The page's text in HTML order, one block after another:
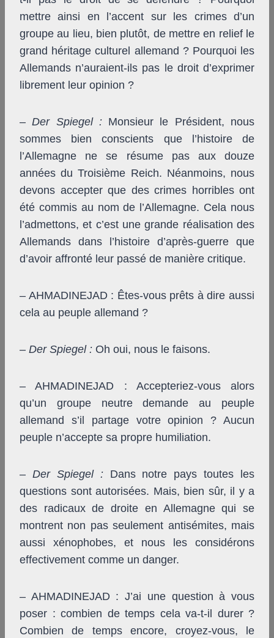
mettre ainsi en l’accent sur les crimes d’un
groupe au lieu, bien plutôt, de mettre en relief le
grand héritage culturel allemand ? Pourquoi les
Allemands n’auraient-ils pas le droit d’exprimer
librement leur opinion ?
–Der Spiegel :Monsieur le Président, nous
sommes bien conscients que l’histoire de
l’Allemagne ne se résume pas aux douze
années du Troisième Reich. Néanmoins, nous
devons accepter que des crimes horribles ont
été commis au nom de l’Allemagne. Cela nous
l’admettons, et c’est une grande réalisation des
Allemands dans l’histoire d’après-guerre que
d’avoir affronté leur passé de manière critique.
– AHMADINEJAD : Êtes-vous prêts à dire aussi
cela au peuple allemand ?
– Der Spiegel : Oh oui, nous le faisons.
– AHMADINEJAD : Accepteriez-vous alors
qu’un groupe neutre demande au peuple
allemand s’il partage votre opinion ? Aucun
peuple n’accepte sa propre humiliation.
– Der Spiegel :Dans notre pays toutes les
questions sont autorisées. Mais, bien sûr, il y a
des radicaux de droite en Allemagne qui se
montrent non pas seulement antisémites, mais
aussi xénophobes, et nous les considérons
effectivement comme un danger.
– AHMADINEJAD : J’ai une question à vous
poser : combien de temps cela va-t-il durer ?
Combien de temps encore, croyez-vous, le